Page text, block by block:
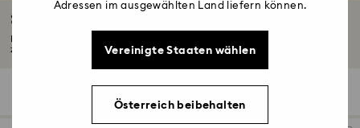
Schmuck mit blauen Kristallen
zugleich...
Adressen im ausgewählten Land liefern können.
Vereinigte Staaten wählen
Österreich beibehalten